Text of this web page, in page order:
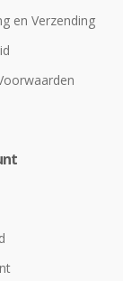
en Verzending